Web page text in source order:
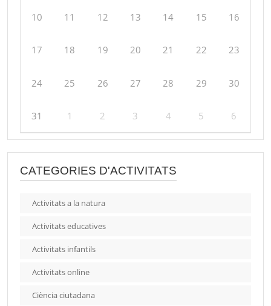
10 11 12 13 14 15 16
17 18 19 20 21 22 23
24 25 26 27 28 29 30
31 1 2 3 4 5 6
CATEGORIES D'ACTIVITATS
Activitats a la natura
Activitats educatives
Activitats infantils
Activitats online
Ciència ciutadana